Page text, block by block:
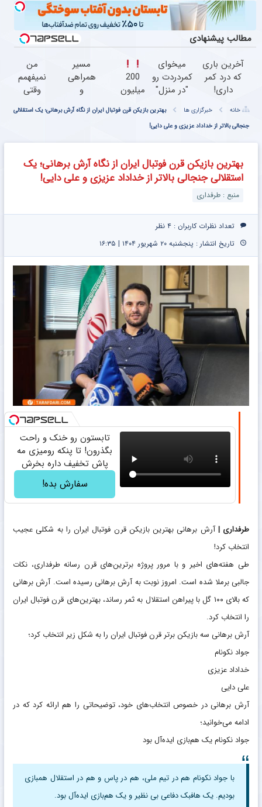
مطالب پیشنهادی
آخرین باری
که درد کمر
داری!
رو پر کن◖
میخوای
کمردردت رو
"در منزل"
(◂فیلم +
◂پرسش‌نامه)
200
میلیون
احراز
مسیر
همراهی
و
گزارش
عملکرد
اسنپ
در ۱۴۰۴
من
نمیفهمم
وقتی
درمان
چرا
رو داری
تحمل
خانه خبرگزاری ها
بهترین بازیکن قرن فوتبال ایران از نگاه آرش برهانی؛ یک استقلالی
جنجالی بالاتر از خداداد عزیزی و علی دایی!
بهترین بازیکن قرن فوتبال ایران از نگاه آرش برهانی؛ یک
استقلالی جنجالی بالاتر از خداداد عزیزی و علی دایی!
منبع : طرفداری
تعداد نظرات کاربران : ۴ نظر
تاریخ انتشار : پنجشنبه ۲۰ شهریور ۱۴۰۴ | ۱۶:۳۵
تابستون رو خنک و راحت
بگذرون! تا پنکه رومیزی مه
پاش تخفیف داره بخرش
سفارش بده!
طرفداری |آرش برهانی بهترین بازیکن قرن فوتبال ایران را به شکلی عجیب
انتخاب کرد!
طی هفته‌های اخیر و با مرور پروژه برترین‌های قرن رسانه طرفداری، نکات
جالبی برملا شده است. امروز نوبت به آرش برهانی رسیده است. آرش برهانی
که بالای ۱۰۰ گل با پیراهن استقلال به ثمر رساند، بهترین‌های قرن فوتبال ایران
را انتخاب کرد.
آرش برهانی سه بازیکن برتر قرن فوتبال ایران را به شکل زیر انتخاب کرد؛
جواد نکونام
خداداد عزیزی
علی دایی
آرش برهانی در خصوص انتخاب‌های خود، توضیحاتی را هم ارائه کرد که در
ادامه می‌خوانید؛
جواد نکونام یک هم‌بازی ایده‌آل بود
با جواد نکونام هم در تیم ملی، هم در پاس و هم در استقلال همبازی
بودیم. یک هافبک دفاعی بی نظیر و یک هم‌بازی ایده‌آل بود.